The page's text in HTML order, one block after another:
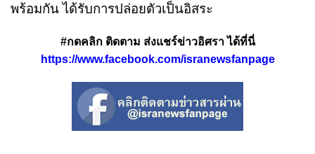
พร้อมกัน ได้รับการปล่อยตัวเป็นอิสระ
#กดคลิก ติดตาม ส่งแชร์ข่าวอิศรา ได้ที่นี่
https://www.facebook.com/isranewsfanpage